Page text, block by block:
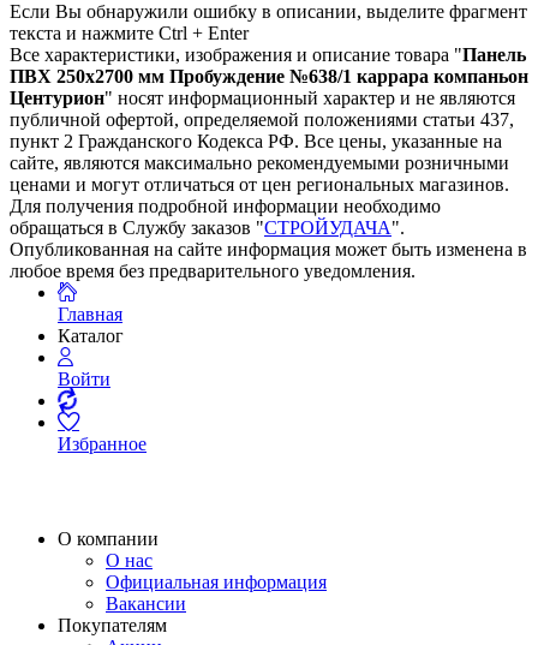
Если Вы обнаружили ошибку в описании, выделите фрагмент
текста и нажмите Ctrl + Enter
Все характеристики, изображения и описание товара "Панель
ПВХ 250х2700 мм Пробуждение №638/1 каррара компаньон
Центурион" носят информационный характер и не являются
публичной офертой, определяемой положениями статьи 437,
пункт 2 Гражданского Кодекса РФ. Все цены, указанные на
сайте, являются максимально рекомендуемыми розничными
ценами и могут отличаться от цен региональных магазинов.
Для получения подробной информации необходимо
обращаться в Службу заказов "СТРОЙУДАЧА".
Опубликованная на сайте информация может быть изменена в
любое время без предварительного уведомления.
Главная
Каталог
Войти
Избранное
О компании
О нас
Официальная информация
Вакансии
Покупателям